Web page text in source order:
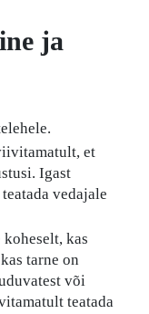
ja
et
Igast
vedajale
kas
tarne on
või
teatada